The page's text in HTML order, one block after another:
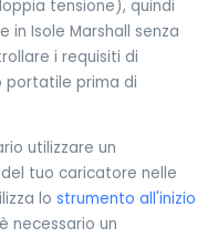
tensione), quindi
in Isole Marshall senza
i requisiti di
portatile prima di
utilizzare un
tuo caricatore nelle
lo strumento all'inizio
necessario un